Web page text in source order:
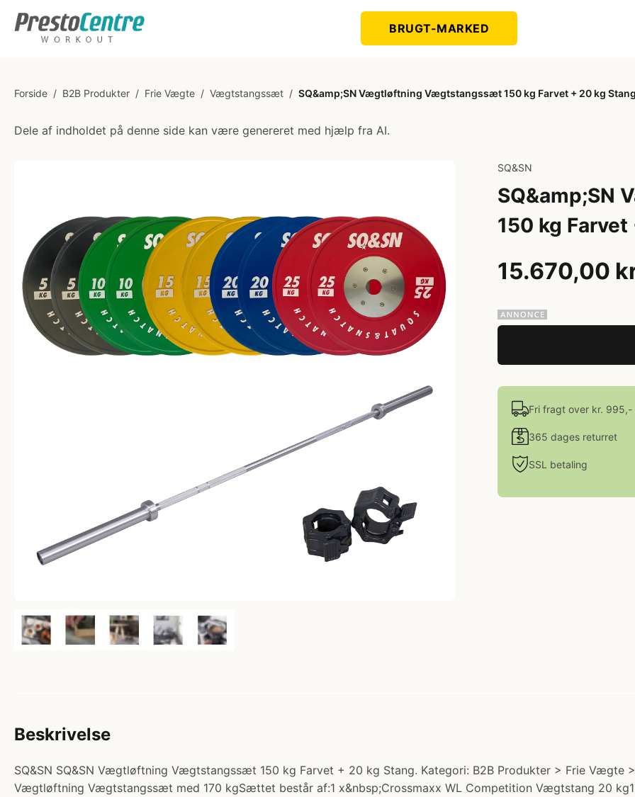
BRUGT-MARKED
Forside / B2B Produkter / Frie Vægte / Vægtstangssæt / SQ&amp;SN Vægtløftning Vægtstangssæt 150 kg Farvet + 20 kg Stang
Dele af indholdet på denne side kan være genereret med hjælp fra AI.
SQ&SN
150 kg
15.670,00
Fri fragt over kr. 995,-
365 dages returret
SSL betaling
Beskrivelse
SQ&SN SQ&SN Vægtløftning Vægtstangssæt 150 kg Farvet + 20 kg Stang. Kategori: B2B Produkter > Frie Vægte
Vægtløftning Vægtstangssæt med 170 kgSættet består af:1 x&nbsp;Crossmaxx WL Competition Vægtstang 20